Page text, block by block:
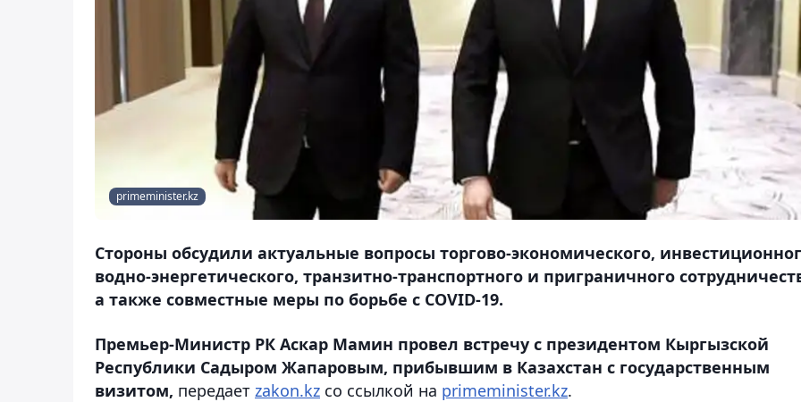
primeminister.kz
Стороны обсудили актуальные вопросы торгово-экономического,
водно-энергетического, транзитно-транспортного и приграничного
а также совместные меры по борьбе с COVID-19.
Премьер-Министр РК Аскар Мамин провел встречу с президентом Кыргызской
Республики Садыром Жапаровым, прибывшим в Казахстан с государственным
визитом, передает zakon.kz со ссылкой на primeminister.kz.